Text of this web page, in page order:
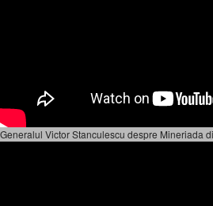
Generalul Victor Stanculescu despre Mineriada